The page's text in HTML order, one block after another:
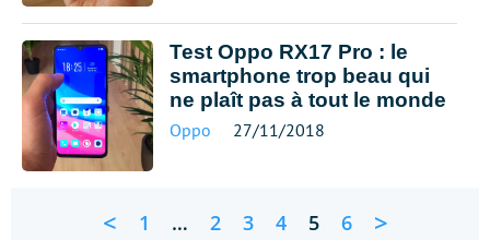
Test Oppo RX17 Pro : le
smartphone trop beau qui
ne plaît pas à tout le monde
Oppo 27/11/2018
< 1 … 2 3 4 5 6 >